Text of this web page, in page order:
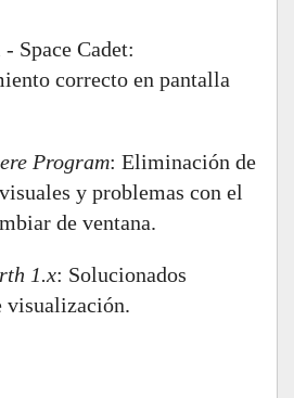
Space Cadet:
correcto en pantalla
Program: Eliminación de
y problemas con el
de ventana.
1.x: Solucionados
visualización.